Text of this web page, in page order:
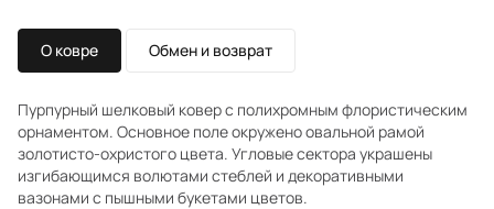
О ковре Обмен и возврат
Пурпурный шелковый ковер с полихромным флористическим
орнаментом. Основное поле окружено овальной рамой
золотисто-охристого цвета. Угловые сектора украшены
изгибающимся волютами стеблей и декоративными
вазонами с пышными букетами цветов.